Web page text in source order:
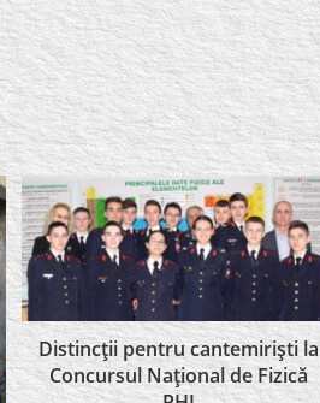
Distincţii pentru cantemirişti la
Concursul Naţional de Fizică